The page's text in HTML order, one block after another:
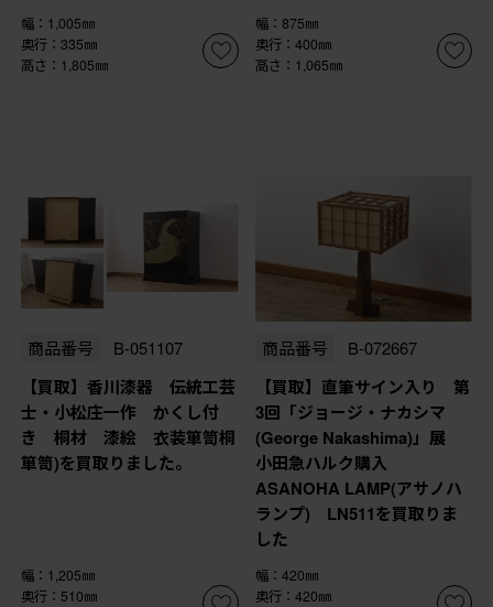
幅：1,005㎜
奥行：335㎜
高さ：1,805㎜
幅：875㎜
奥行：400㎜
高さ：1,065㎜
商品番号 B-051107
【買取】香川漆器 伝統工芸
士・小松庄一作 かくし付
き 桐材 漆絵 衣装箪笥桐
箪笥)を買取りました。
幅：1,205㎜
奥行：510㎜
商品番号 B-072667
【買取】直筆サイン入り 第
3回「ジョージ・ナカシマ
(George Nakashima)」展
小田急ハルク購入
ASANOHA LAMP(アサノハ
ランプ) LN511を買取りま
した
幅：420㎜
奥行：420㎜